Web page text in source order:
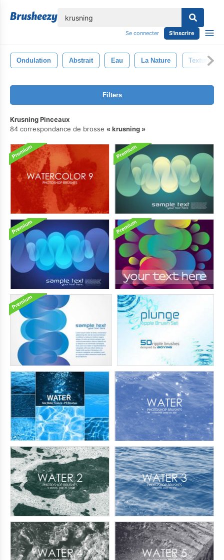
Se connecter S'inscrire
Ondulation Abstrait Eau La Nature Texture
Filters
Krusning Pinceaux
84 correspondance de brosse
krusning